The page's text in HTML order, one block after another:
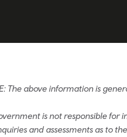
The above information is
is not responsible
and assessments as to